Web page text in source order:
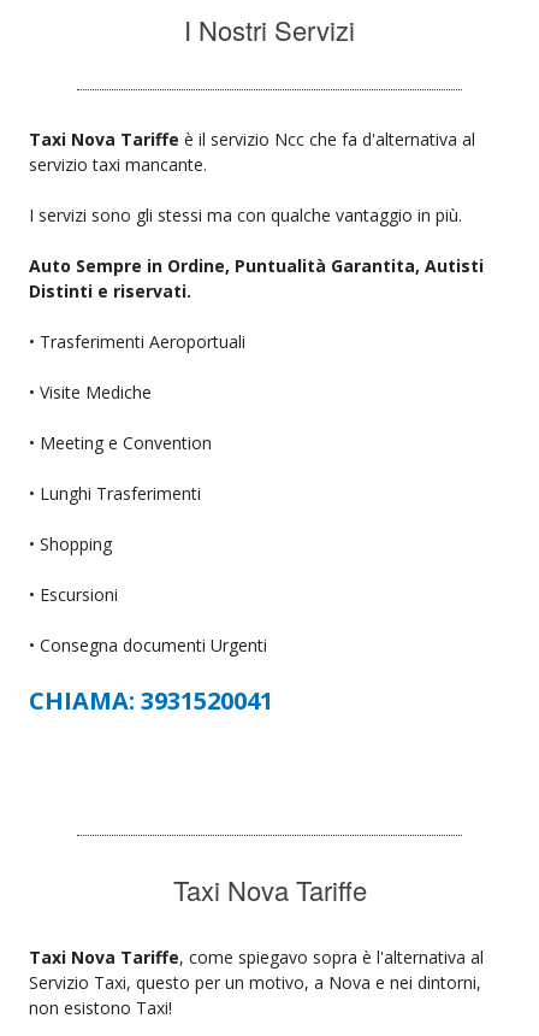
I Nostri Servizi
Taxi Nova Tariffe è il servizio Ncc che fa d'alternativa al
servizio taxi mancante.
I servizi sono gli stessi ma con qualche vantaggio in più.
Auto Sempre in Ordine, Puntualità Garantita, Autisti
Distinti e riservati.
• Trasferimenti Aeroportuali
• Visite Mediche
• Meeting e Convention
• Lunghi Trasferimenti
• Shopping
• Escursioni
• Consegna documenti Urgenti
CHIAMA: 3931520041
Taxi Nova Tariffe
Taxi Nova Tariffe, come spiegavo sopra è l'alternativa al
Servizio Taxi, questo per un motivo, a Nova e nei dintorni,
non esistono Taxi!